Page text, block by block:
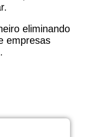
eliminando
empresas